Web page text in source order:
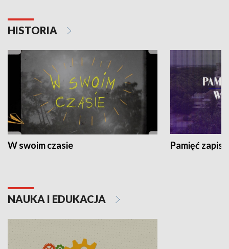
HISTORIA
W swoim czasie Pamięć
NAUKA I EDUKACJA